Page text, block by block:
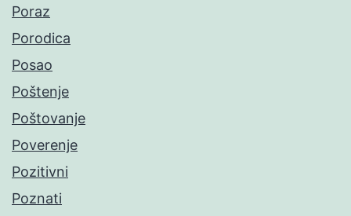
Poraz
Porodica
Posao
Poštenje
Poštovanje
Poverenje
Pozitivni
Poznati